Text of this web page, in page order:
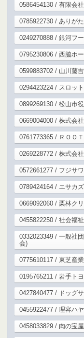
0586454130 / 有限会
0785922730 / ありが
0249270888 / 銀河フ
0795230806 / 西脇ホ
0599883702 / 山川藤
0294423224 / スロット
0899269130 / 松山市
0669004000 / 株式会
0761773365 / ＲＯＯＴ
0269228772 / 株式会
0572661277 / フジサ
0789424164 / エサカ
0669092060 / 栗林ク
0455822250 / 社会福
0332023349 / 一般社
会)
0775610117 / 東芝産
0195765211 / 岩手ト
0427840477 / ドッグ
0455922477 / 理容ハ
0458033829 / 肉の宝